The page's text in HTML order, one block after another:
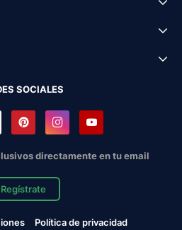
SOCIALES
directamente en tu email
Regístrate
Política de privacidad